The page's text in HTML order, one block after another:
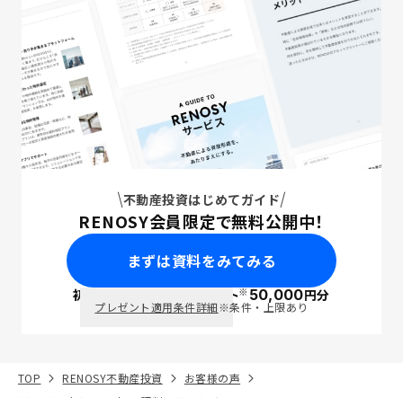
不動産投資はじめてガイド
RENOSY会員限定で無料公開中！
まずは資料をみてみる
初回面談で ポイント※50,000円分
プレゼント適用条件詳細※条件・上限あり
TOP RENOSY不動産投資
お客様の声